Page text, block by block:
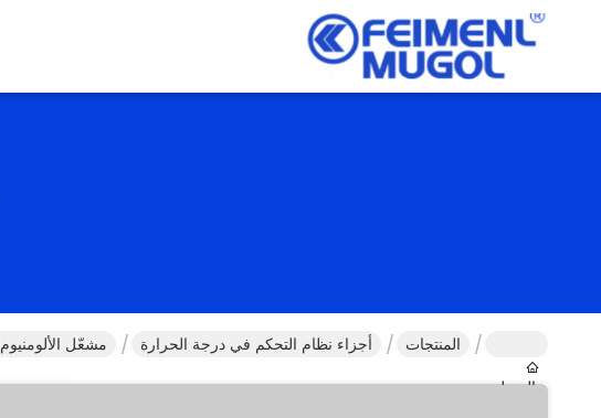
المنزل
المنتجات أجزاء نظام التحكم في درجة الحرارة مشعّل الألومنيوم 8944741714 8971372730 لشركة إيسوزو NHR 600P 4JB1T 4BE1 4BD1